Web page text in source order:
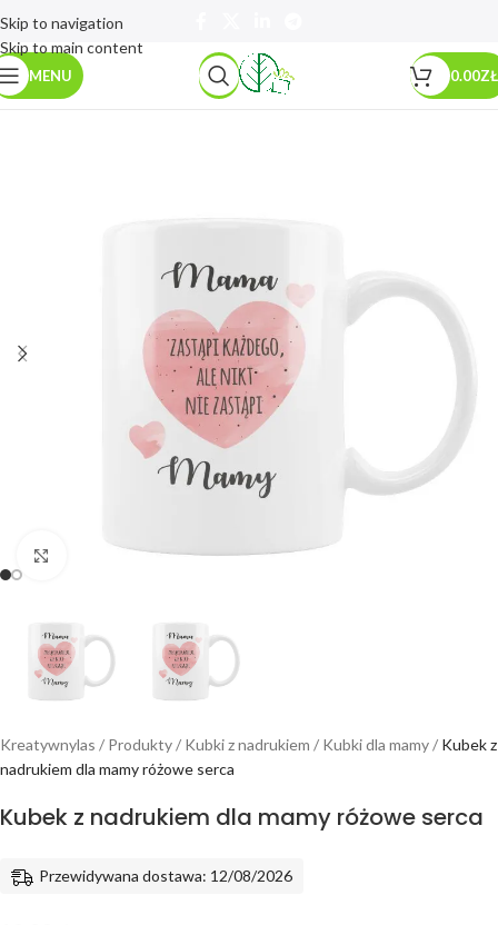
Skip to navigation
Skip to main content
MENU 0.00ZŁ
Powiększ
Kreatywnylas / Produkty/ Kubki z nadrukiem / Kubki dla mamy/ Kubek z
nadrukiem dla mamy różowe serca
Kubek z nadrukiem dla mamy różowe serca
Przewidywana dostawa: 12/08/2026